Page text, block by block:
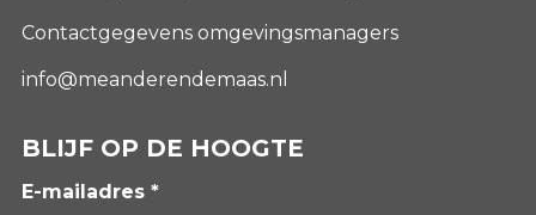
Contactgegevens omgevingsmanagers
info@meanderendemaas.nl
BLIJF OP DE HOOGTE
E-mailadres *